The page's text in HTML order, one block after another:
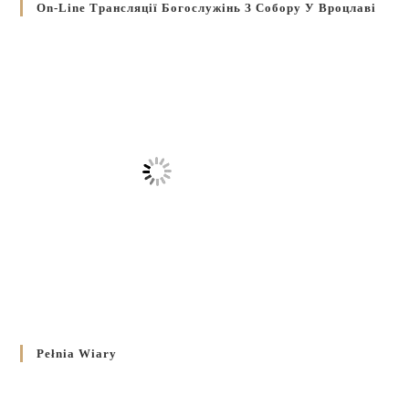
On-Line Трансляції Богослужінь З Собору У Вроцлаві
Pełnia Wiary